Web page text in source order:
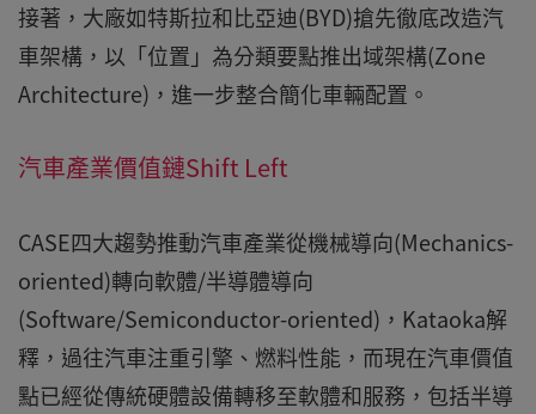
接著，大廠如特斯拉和比亞迪(BYD)搶先徹底改造汽
車架構，以「位置」為分類要點推出域架構(Zone
Architecture)，進一步整合簡化車輛配置。
汽車產業價值鏈Shift Left
CASE四大趨勢推動汽車產業從機械導向(Mechanics-
oriented)轉向軟體/半導體導向
(Software/Semiconductor-oriented)，Kataoka解
釋，過往汽車注重引擎、燃料性能，而現在汽車價值
點已經從傳統硬體設備轉移至軟體和服務，包括半導